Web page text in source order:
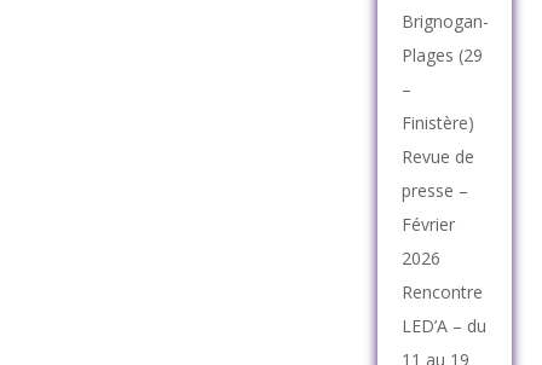
Brignogan-
Plages (29
–
Finistère)
Revue de
presse –
Février
2026
Rencontre
LED’A – du
11 au 19